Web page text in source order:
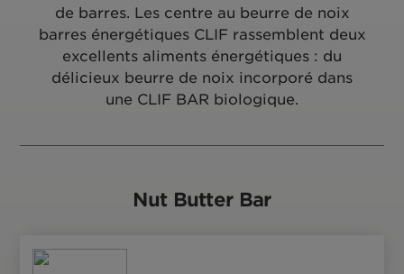
de barres. Les centre au beurre de noix
barres énergétiques CLIF rassemblent deux
excellents aliments énergétiques : du
délicieux beurre de noix incorporé dans
une CLIF BAR biologique.
Nut Butter Bar